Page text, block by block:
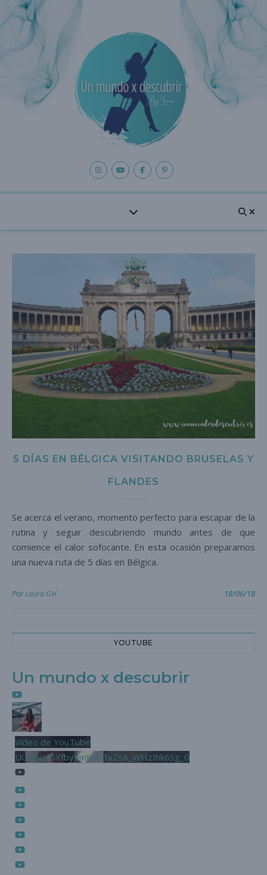
5 DÍAS EN BÉLGICA VISITANDO BRUSELAS Y
FLANDES
Se acerca el verano, momento perfecto para escapar de la
rutina y seguir descubriendo mundo antes de que
comience el calor sofocante. En esta ocasión preparamos
una nueva ruta de 5 días en Bélgica.
PorLaura GH 18/06/18
YOUTUBE
Un mundo x descubrir
Vídeo de YouTube
UCjL9q46XfbyjentnzI3yZsA_WHzIhk6Sg_0